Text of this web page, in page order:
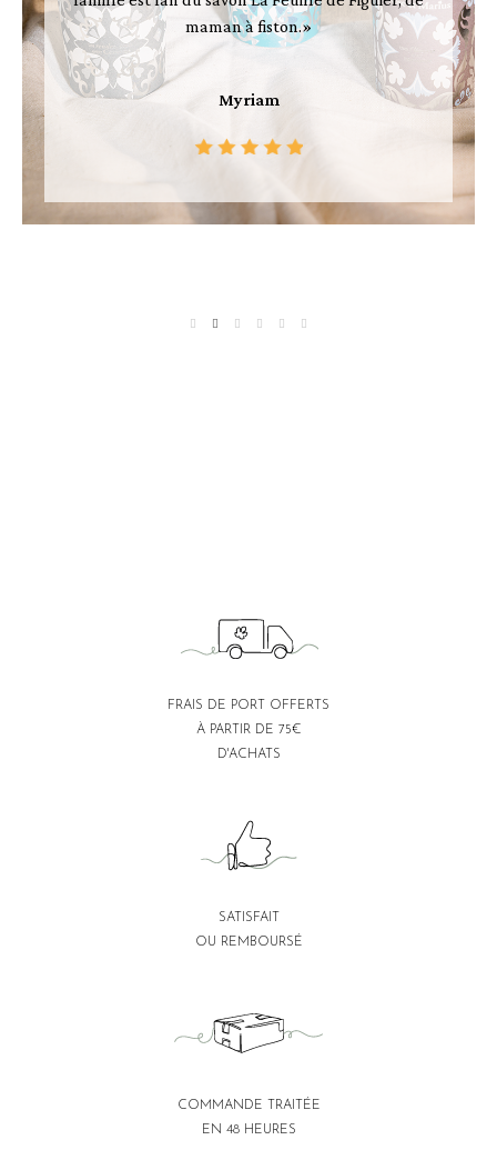
maman à fiston.»
Myriam
FRAIS DE PORT OFFERTS
À PARTIR DE 75€
D'ACHATS
SATISFAIT
OU REMBOURSÉ
COMMANDE TRAITÉE
EN 48 HEURES